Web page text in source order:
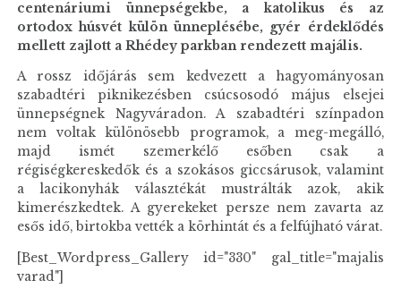
centenáriumi ünnepségekbe, a katolikus és az
ortodox húsvét külön ünneplésébe, gyér érdeklődés
mellett zajlott a Rhédey parkban rendezett majális.
A rossz időjárás sem kedvezett a hagyományosan
szabadtéri piknikezésben csúcsosodó május elsejei
ünnepségnek Nagyváradon. A szabadtéri színpadon
nem voltak különösebb programok, a meg-megálló,
majd ismét szemerkélő esőben csak a
régiségkereskedők és a szokásos giccsárusok, valamint
a lacikonyhák választékát mustrálták azok, akik
kimerészkedtek. A gyerekeket persze nem zavarta az
esős idő, birtokba vették a körhintát és a felfújható várat.
[Best_Wordpress_Gallery id="330" gal_title="majalis
varad"]